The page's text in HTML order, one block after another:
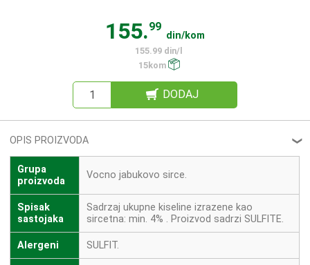
155.99
din/kom
155.99 din/l
15kom
DODAJ
OPIS PROIZVODA ❮
Grupa
proizvoda
Vocno jabukovo sirce.
Spisak
sastojaka
Sadrzaj ukupne kiseline izrazene kao
sircetna: min. 4% . Proizvod sadrzi SULFITE.
Alergeni SULFIT.